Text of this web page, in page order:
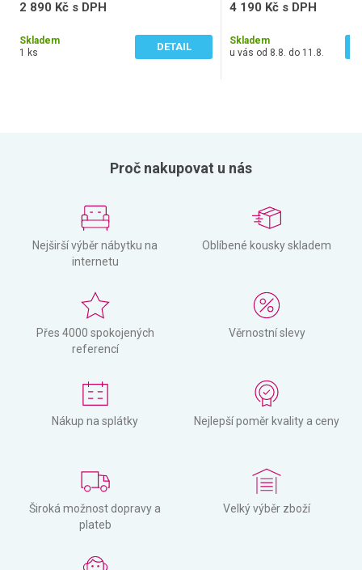
2 890 Kč s DPH
Skladem
1 ks
DETAIL
4 190 Kč s DPH
Skladem
u vás od 8.8. do 11.8.
Proč nakupovat u nás
Nejširší výběr nábytku na
internetu
Oblíbené kousky skladem
Přes 4000 spokojených
referencí
Věrnostní slevy
Nákup na splátky Nejlepší poměr kvality a ceny
Široká možnost dopravy a
plateb
Velký výběr zboží